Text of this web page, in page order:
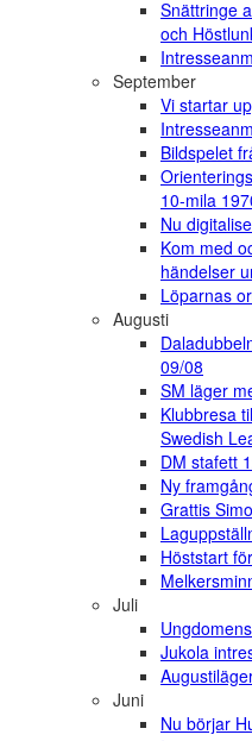
Snättringe
och
September
Vi startar
Bildspelet
10-mila
Nu
Kom med
händelser
Löparnas
Augusti
09/08
SM läger
Klubbresa
Swedish
DM stafett
Ny
Grattis
Höststart
Juli
Jukola
Juni
Nu börjar